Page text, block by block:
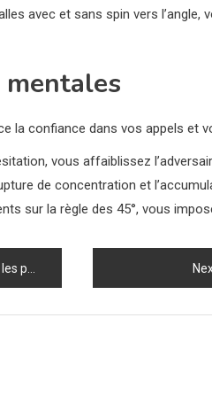
avec et sans spin vers l’angle,
la confiance dans vos appels et
vous affaiblissez
de concentration et
sur la règle des 45°, vous
secret !